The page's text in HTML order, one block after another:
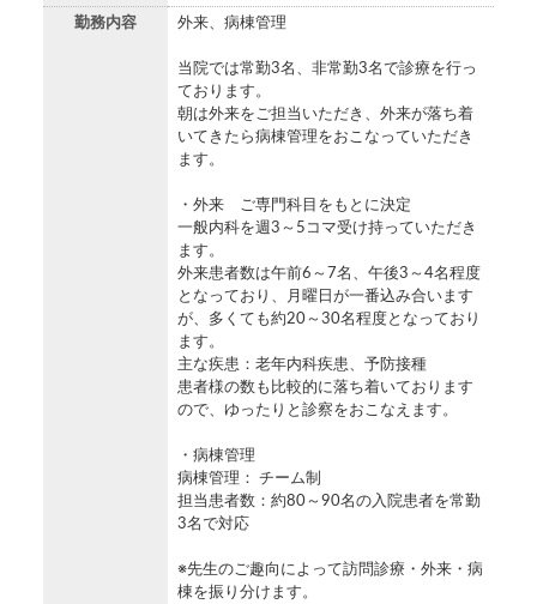
勤務内容 外来、病棟管理
当院では常勤3名、非常勤3名で診療を行っ
ております。
朝は外来をご担当いただき、外来が落ち着
いてきたら病棟管理をおこなっていただき
ます。
・外来 ご専門科目をもとに決定
一般内科を週3～5コマ受け持っていただき
ます。
外来患者数は午前6～7名、午後3～4名程度
となっており、月曜日が一番込み合います
が、多くても約20～30名程度となっており
ます。
主な疾患：老年内科疾患、予防接種
患者様の数も比較的に落ち着いております
ので、ゆったりと診察をおこなえます。
・病棟管理
病棟管理： チーム制
担当患者数：約80～90名の入院患者を常勤
3名で対応
※先生のご趣向によって訪問診療・外来・病
棟を振り分けます。